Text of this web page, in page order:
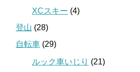
XCスキー (4)
登山 (28)
自転車 (29)
ルック車いじり (21)